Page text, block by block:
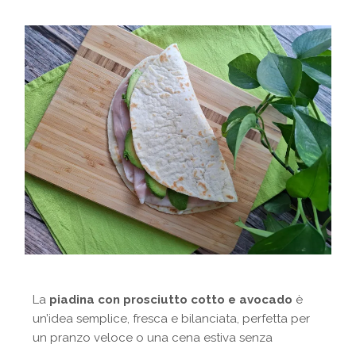
La piadina con prosciutto cotto e avocado è
un’idea semplice, fresca e bilanciata, perfetta per
un pranzo veloce o una cena estiva senza